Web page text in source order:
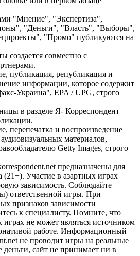
"Мнение", "Экспертиза",
"Деньги", "Власть", "Выборы",
"Промо" публикуются на
создается совместно с
публикация, републикация и
информации, которое содержит
Украина", EPA / UPG, строго
в разделе Я- Корреспондент
перепечатка и воспроизведение
материалов,
Getty Images, строго
предназначены для
(21+). Участие в азартных играх
зависимость. Соблюдайте
ответственной игры. При
признаков зависимости
к специалисту. Помните, что
играх не может являться источником
работе. Информационный
не проводит игры на реальные
деньги, сайт не принимает ни в